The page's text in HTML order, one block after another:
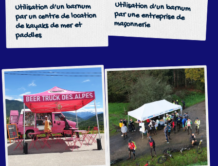
Utilisation d’un barnum
par un centre de location
de kayaks de mer et
paddles
Utilisation d’un barnum
par une entreprise de
maçonnerie